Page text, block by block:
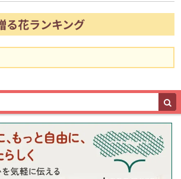
る花ランキング